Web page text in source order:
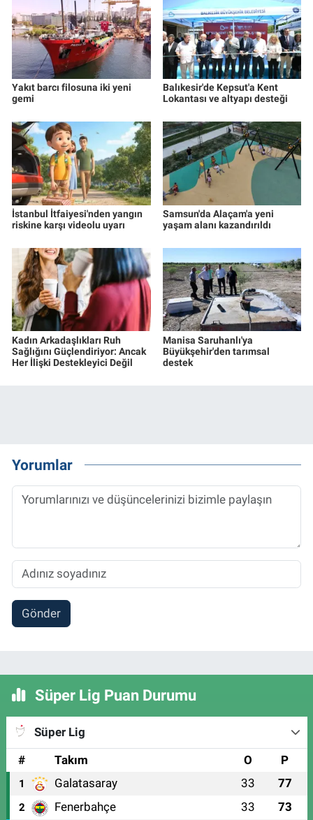
Yakıt barcı filosuna iki yeni
gemi
Balıkesir'de Kepsut'a Kent
Lokantası ve altyapı desteği
İstanbul İtfaiyesi'nden yangın
riskine karşı videolu uyarı
Samsun'da Alaçam'a yeni
yaşam alanı kazandırıldı
Kadın Arkadaşlıkları Ruh
Sağlığını Güçlendiriyor: Ancak
Her İlişki Destekleyici Değil
Manisa Saruhanlı'ya
Büyükşehir'den tarımsal
destek
Yorumlar
Gönder
Süper Lig Puan Durumu
Süper Lig
#
Takım O P
1 Galatasaray 33 77
2 Fenerbahçe 33 73